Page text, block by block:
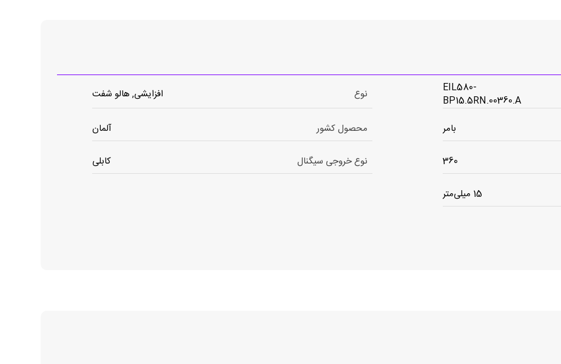
EIL580-
BP15.5RN.00360.A
نوع افزایشی, هالو شفت
بامر محصول کشور آلمان
360 نوع خروجی سیگنال کابلی
15 میلی‌متر